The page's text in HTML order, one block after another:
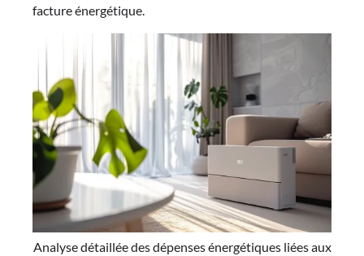
facture énergétique.
Analyse détaillée des dépenses énergétiques liées aux